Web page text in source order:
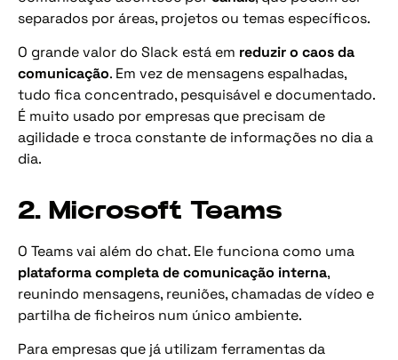
separados por áreas, projetos ou temas específicos.
O grande valor do Slack está em reduzir o caos da
comunicação. Em vez de mensagens espalhadas,
tudo fica concentrado, pesquisável e documentado.
É muito usado por empresas que precisam de
agilidade e troca constante de informações no dia a
dia.
2. Microsoft Teams
O Teams vai além do chat. Ele funciona como uma
plataforma completa de comunicação interna,
reunindo mensagens, reuniões, chamadas de vídeo e
partilha de ficheiros num único ambiente.
Para empresas que já utilizam ferramentas da